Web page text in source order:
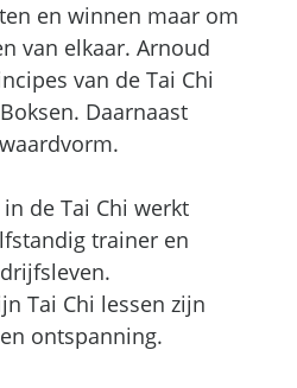
en winnen maar om
van elkaar. Arnoud
van de Tai Chi
Daarnaast
de Tai Chi werkt
trainer en
Tai Chi lessen zijn
ontspanning.